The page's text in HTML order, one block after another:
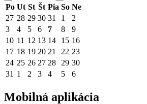
Po Ut St Št Pia So Ne
27 28 29 30 31 1
2
3
4 5 6 7 8
9
10 11 12 13 14 15 16
17 18 19 20 21 22 23
24 25 26 27 28 29 30
31 1 2 3 4 5 6
Mobilná aplikácia